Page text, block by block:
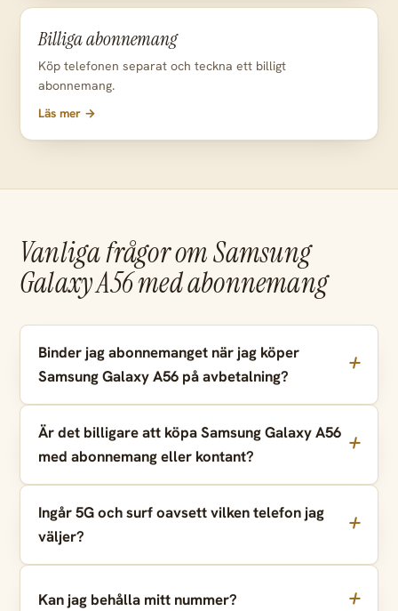
Billiga abonnemang
Köp telefonen separat och teckna ett billigt
abonnemang.
Läs mer →
Vanliga frågor om Samsung
Galaxy A56 med abonnemang
Binder jag abonnemanget när jag köper
Samsung Galaxy A56 på avbetalning?
Är det billigare att köpa Samsung Galaxy A56
med abonnemang eller kontant?
Ingår 5G och surf oavsett vilken telefon jag
väljer?
Kan jag behålla mitt nummer?